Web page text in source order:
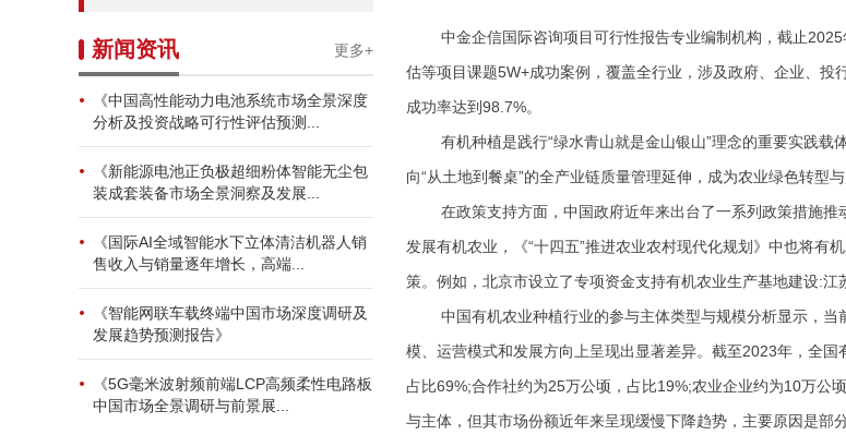
新闻资讯 更多+
《中国高性能动力电池系统市场全景深度
分析及投资战略可行性评估预测...
《新能源电池正负极超细粉体智能无尘包
装成套装备市场全景洞察及发展...
《国际AI全域智能水下立体清洁机器人销
售收入与销量逐年增长，高端...
《智能网联车载终端中国市场深度调研及
发展趋势预测报告》
《5G毫米波射频前端LCP高频柔性电路板
中国市场全景调研与前景展...
中金企信国际咨询项目可行性报告专业编制机构，截止
估等项目课题5W+成功案例，覆盖全行业，涉及政府、企业、
成功率达到98.7%。
有机种植是践行“绿水青山就是金山银山”理念的重要实践
向“从土地到餐桌”的全产业链质量管理延伸，成为农业绿色转型
在政策支持方面，中国政府近年来出台了一系列政策措施
发展有机农业，《“十四五”推进农业农村现代化规划》中也将有
策。例如，北京市设立了专项资金支持有机农业生产基地建设:江
中国有机农业种植行业的参与主体类型与规模分析显示，
模、运营模式和发展方向上呈现出显著差异。截至2023年，全国
占比69%;合作社约为25万公顷，占比19%;农业企业约为10万公
与主体，但其市场份额近年来呈现缓慢下降趋势，主要原因是部